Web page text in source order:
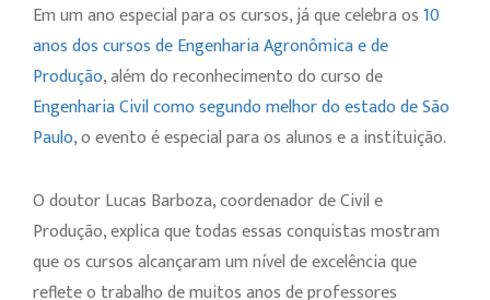
Em um ano especial para os cursos, já que celebra os10
anos dos cursos de Engenharia Agronômica e de
Produção, além do reconhecimento do curso de
Engenharia Civil como segundo melhor do estado de São
Paulo, o evento é especial para os alunos e a instituição.
O doutor Lucas Barboza, coordenador de Civil e
Produção, explica que todas essas conquistas mostram
que os cursos alcançaram um nível de excelência que
reflete o trabalho de muitos anos de professores